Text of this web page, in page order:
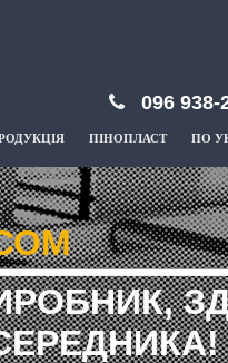
096 938-
ПІНОПЛАСТ ПО